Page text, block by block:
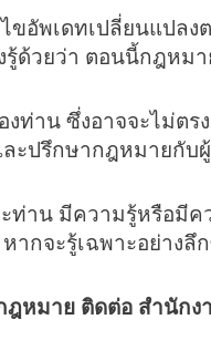
อัพเดทเปลี่ยนแปลงต
รู้ด้วยว่า ตอนนี้กฎหม
งท่าน ซึ่งอาจจะไม่ต
ะปรึกษากฎหมายกับ
ท่าน มีความรู้หรือมีค
ากจะรู้เฉพาะอย่างลึ
หมาย ติดต่อ สำนักง